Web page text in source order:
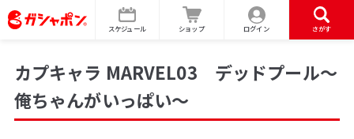
スケジュール ショップ ログイン さがす
カプキャラ MARVEL03 デッドプール～
俺ちゃんがいっぱい～